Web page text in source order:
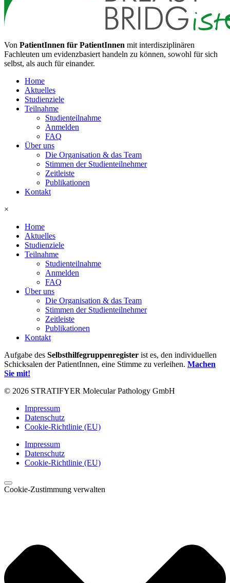
Von PatientInnen für PatientInnen mit interdisziplinären
Fachleuten um evidenzbasiert handeln zu können, sowohl für sich
selbst, als auch für einander.
Home
Aktuelles
Studienziele
Teilnahme
Studienteilnahme
Anmelden
FAQ
Über uns
Die Organisation & das Team
Stimmen der Studienteilnehmer
Zeitleiste
Publikationen
Kontakt
×
Home
Aktuelles
Studienziele
Teilnahme
Studienteilnahme
Anmelden
FAQ
Über uns
Die Organisation & das Team
Stimmen der Studienteilnehmer
Zeitleiste
Publikationen
Kontakt
Aufgabe des Selbsthilfegruppenregister ist es, den individuellen
Schicksalen der PatientInnen, eine Stimme zu verleihen. Machen
Sie mit!
© 2026 STRATIFYER Molecular Pathology GmbH
Impressum
Datenschutz
Cookie-Richtlinie (EU)
Impressum
Datenschutz
Cookie-Richtlinie (EU)
Cookie-Zustimmung verwalten